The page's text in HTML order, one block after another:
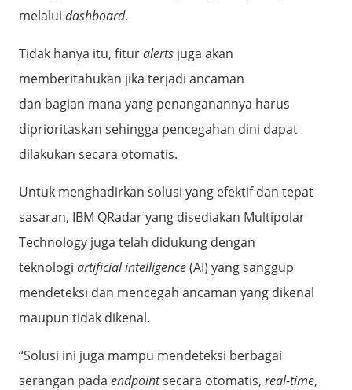
melalui dashboard.
Tidak hanya itu, fituralerts juga akan
memberitahukan jika terjadi ancaman
dan bagian mana yang penanganannya harus
diprioritaskan sehingga pencegahan dini dapat
dilakukan secara otomatis.
Untuk menghadirkan solusi yang efektif dan tepat
sasaran, IBM QRadar yang disediakan Multipolar
Technology juga telah didukung dengan
teknologi artificial intelligence(AI) yang sanggup
mendeteksi dan mencegah ancaman yang dikenal
maupun tidak dikenal.
“Solusi ini juga mampu mendeteksi berbagai
serangan pada endpointsecara otomatis, real-time,